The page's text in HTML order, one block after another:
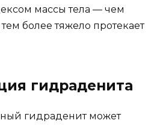
массы тела — чем
более тяжело протекает
гидраденита
гидраденит может